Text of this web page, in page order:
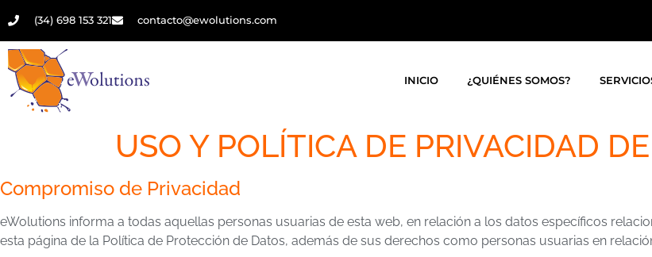
(34) 698 153 321 contacto@ewolutions.com
INICIO ¿QUIÉNES SOMOS?
USO Y POLÍTICA DE PRIVACIDAD
Compromiso de Privacidad
eWolutions informa a todas aquellas personas usuarias de esta web, en relación a los datos específicos
esta página de la Política de Protección de Datos, además de sus derechos como personas usuarias en